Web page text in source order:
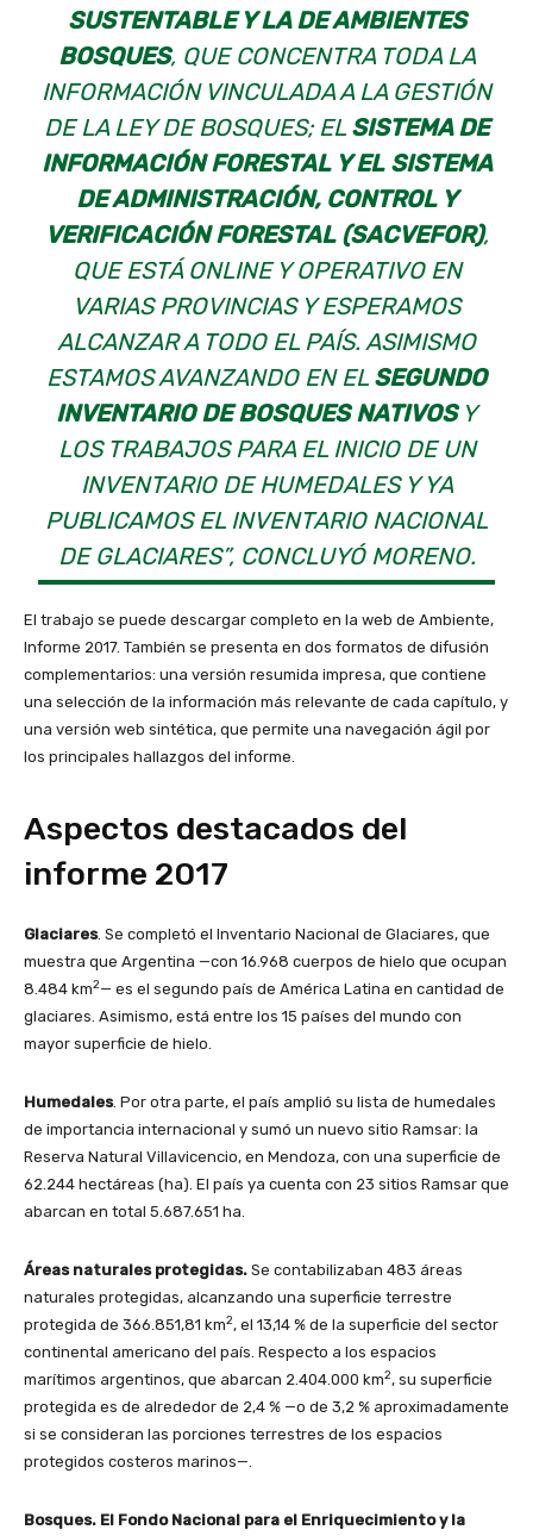
SUSTENTABLE Y LA DE AMBIENTES
BOSQUES, QUE CONCENTRA TODA LA
INFORMACIÓN VINCULADA A LA GESTIÓN
DE LA LEY DE BOSQUES; EL SISTEMA DE
INFORMACIÓN FORESTAL Y EL SISTEMA
DE ADMINISTRACIÓN, CONTROL Y
VERIFICACIÓN FORESTAL (SACVEFOR),
QUE ESTÁ ONLINE Y OPERATIVO EN
VARIAS PROVINCIAS Y ESPERAMOS
ALCANZAR A TODO EL PAÍS. ASIMISMO
ESTAMOS AVANZANDO EN EL SEGUNDO
INVENTARIO DE BOSQUES NATIVOSY
LOS TRABAJOS PARA EL INICIO DE UN
INVENTARIO DE HUMEDALES Y YA
PUBLICAMOS EL INVENTARIO NACIONAL
DE GLACIARES”, CONCLUYÓ MORENO.
El trabajo se puede descargar completo en la web de Ambiente,
Informe 2017. También se presenta en dos formatos de difusión
complementarios: una versión resumida impresa, que contiene
una selección de la información más relevante de cada capítulo, y
una versión web sintética, que permite una navegación ágil por
los principales hallazgos del informe.
Aspectos destacados del
informe 2017
Glaciares. Se completó el Inventario Nacional de Glaciares, que
muestra que Argentina —con 16.968 cuerpos de hielo que ocupan
8.484 km2— es el segundo país de América Latina en cantidad de
glaciares. Asimismo, está entre los 15 países del mundo con
mayor superficie de hielo.
Humedales. Por otra parte, el país amplió su lista de humedales
de importancia internacional y sumó un nuevo sitio Ramsar: la
Reserva Natural Villavicencio, en Mendoza, con una superficie de
62.244 hectáreas (ha). El país ya cuenta con 23 sitios Ramsar que
abarcan en total 5.687.651 ha.
Áreas naturales protegidas. Se contabilizaban 483 áreas
naturales protegidas, alcanzando una superficie terrestre
protegida de 366.851,81 km2, el 13,14 % de la superficie del sector
continental americano del país. Respecto a los espacios
marítimos argentinos, que abarcan 2.404.000 km2, su superficie
protegida es de alrededor de 2,4 % —o de 3,2 % aproximadamente
si se consideran las porciones terrestres de los espacios
protegidos costeros marinos—.
Bosques. El Fondo Nacional para el Enriquecimiento y la